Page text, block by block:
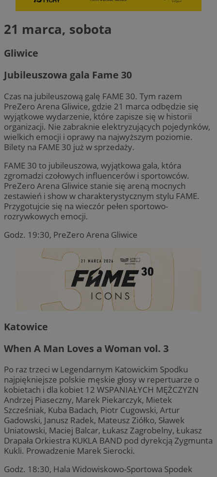
21 marca, sobota
Gliwice
Jubileuszowa gala Fame 30
Czas na jubileuszową galę FAME 30. Tym razem
PreZero Arena Gliwice, gdzie 21 marca odbędzie się
wyjątkowe wydarzenie, które zapisze się w historii
organizacji. Nie zabraknie elektryzujących pojedynków,
wielkich emocji i oprawy na najwyższym poziomie.
Bilety na FAME 30 już w sprzedaży.
FAME 30 to jubileuszowa, wyjątkowa gala, która
zgromadzi czołowych influencerów i sportowców.
PreZero Arena Gliwice stanie się areną mocnych
zestawień i show w charakterystycznym stylu FAME.
Przygotujcie się na wieczór pełen sportowo-
rozrywkowych emocji.
Godz. 19:30, PreZero Arena Gliwice
Katowice
When A Man Loves a Woman vol. 3
Po raz trzeci w Legendarnym Katowickim Spodku
najpiękniejsze polskie męskie głosy w repertuarze o
kobietach i dla kobiet 12 WSPANIAŁYCH MĘŻCZYZN
Andrzej Piaseczny, Marek Piekarczyk, Mietek
Szcześniak, Kuba Badach, Piotr Cugowski, Artur
Gadowski, Janusz Radek, Mateusz Ziółko, Sławek
Uniatowski, Maciej Balcar, Łukasz Zagrobelny, Łukasz
Drapała Orkiestra KUKLA BAND pod dyrekcją Zygmunta
Kukli. Prowadzenie Marek Sierocki.
Godz. 18:30, Hala Widowiskowo-Sportowa Spodek